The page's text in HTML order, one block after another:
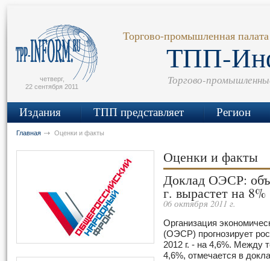
четверг,
22 сентября 2011
Торгово-промышленная
ТПП-
Торгово-
Издания ТПП представляет Регион
Главная Оценки и факты
Оценки и факты
Доклад ОЭСР:
г. вырастет на 8%
06 октября 2011 г.
Организация
(ОЭСР) прогнозирует
2012 г. - на 4,6%. Между
4,6%, отмечается в